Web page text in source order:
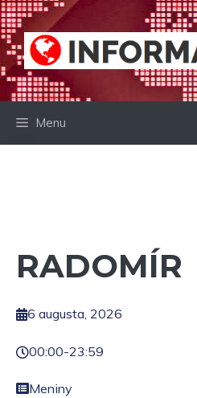
Preskočiť
na
obsah
Menu
RADOMÍR
6 augusta, 2026
00:00-23:59
Meniny